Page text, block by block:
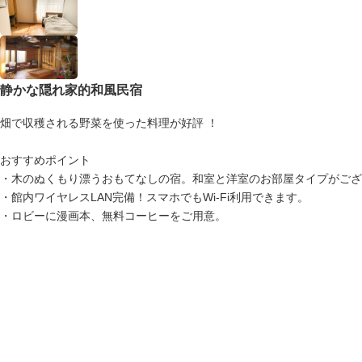
静かな隠れ家的和風民宿
畑で収穫される野菜を使った料理が好評 ！
おすすめポイント
・木のぬくもり漂うおもてなしの宿。和室と洋室のお部屋タイプがご
・館内ワイヤレスLAN完備！スマホでもWi-Fi利用できます。
・ロビーに漫画本、無料コーヒーをご用意。